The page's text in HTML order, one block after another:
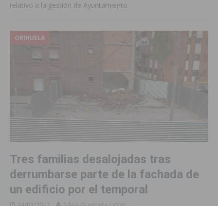
relativo a la gestión de Ayuntamiento
ORIHUELA
Tres familias desalojadas tras
derrumbarse parte de la fachada de
un edificio por el temporal